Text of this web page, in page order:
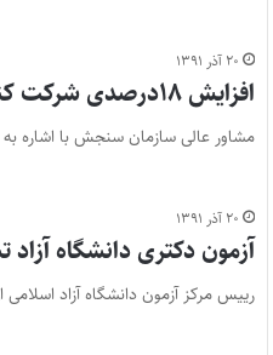
۲۰ آذر ۱۳۹۱
افزایش ۱۸درصدی شرکت کنندگان ازمون دکتری
مشاور عالی سازمان سنجش با اشاره به اتمام
۲۰ آذر ۱۳۹۱
آزمون دکتری دانشگاه
رییس مرکز آزمون دانشگاه آزاد